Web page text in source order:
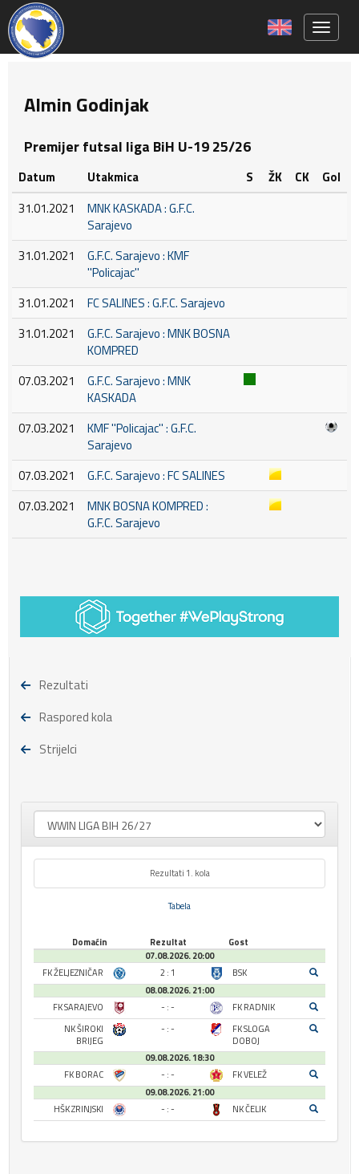
Almin Godinjak
Premijer futsal liga BiH U-19 25/26
Datum Utakmica S ŽK CK
Gol
31.01.2021
MNK KASKADA : G.F.C.
Sarajevo
31.01.2021
G.F.C. Sarajevo : KMF
''Policajac''
31.01.2021
FC SALINES : G.F.C. Sarajevo
31.01.2021
G.F.C. Sarajevo : MNK BOSNA
KOMPRED
07.03.2021
G.F.C. Sarajevo : MNK
KASKADA
07.03.2021
KMF ''Policajac'' : G.F.C.
Sarajevo
07.03.2021
G.F.C. Sarajevo : FC SALINES
07.03.2021
MNK BOSNA KOMPRED :
G.F.C. Sarajevo
Rezultati
Raspored kola
Strijelci
Rezultati 1. kola
Tabela
Domaćin Rezultat
Gost
07.08.2026. 20:00
FK ŽELJEZNIČAR
2 : 1
BSK
08.08.2026. 21:00
FK SARAJEVO
- : -
FK RADNIK
NK ŠIROKI
BRIJEG
- : -
FK SLOGA
DOBOJ
09.08.2026. 18:30
FK BORAC
- : -
FK VELEŽ
09.08.2026. 21:00
HŠK ZRINJSKI
- : - NK ČELIK